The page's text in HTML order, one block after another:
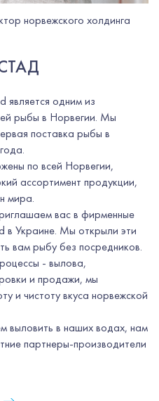
норвежского холдинга
является одним из
рыбы в Норвегии. Мы
поставка рыбы в
по всей Норвегии,
ассортимент продукции,
мира.
вас в фирменные
в Украине. Мы открыли эти
вам рыбу без посредников.
- вылова,
и продажи, мы
и чистоту вкуса норвежской
выловить в наших водах, нам
партнеры-производители